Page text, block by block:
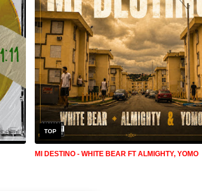
TOP
MI DESTINO - WHITE BEAR FT ALMIGHTY, YOMO